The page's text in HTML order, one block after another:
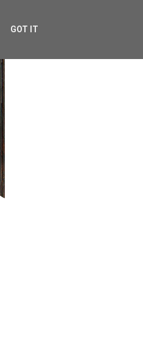
GOT IT